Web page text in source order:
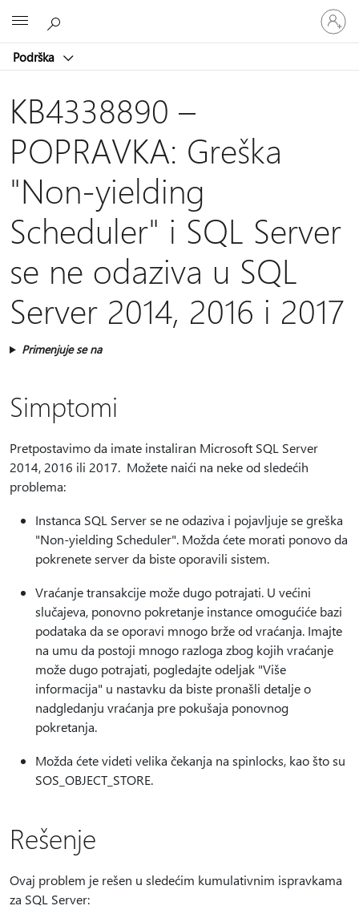
Podrška
Prijavite
se
na
KB4338890 –
POPRAVKA: Greška
"Non-yielding
Scheduler" i SQL Server
se ne odaziva u SQL
Server 2014, 2016 i 2017
Primenjuje se na
Simptomi
Pretpostavimo da imate instaliran Microsoft SQL Server
2014, 2016 ili 2017. Možete naići na neke od sledećih
problema:
Instanca SQL Server se ne odaziva i pojavljuje se greška
"Non-yielding Scheduler". Možda ćete morati ponovo da
pokrenete server da biste oporavili sistem.
Vraćanje transakcije može dugo potrajati. U većini
slučajeva, ponovno pokretanje instance omogućiće bazi
podataka da se oporavi mnogo brže od vraćanja. Imajte
na umu da postoji mnogo razloga zbog kojih vraćanje
može dugo potrajati, pogledajte odeljak "Više
informacija" u nastavku da biste pronašli detalje o
nadgledanju vraćanja pre pokušaja ponovnog
pokretanja.
Možda ćete videti velika čekanja na spinlocks, kao što su
SOS_OBJECT_STORE.
Rešenje
Ovaj problem je rešen u sledećim kumulativnim ispravkama
za SQL Server: